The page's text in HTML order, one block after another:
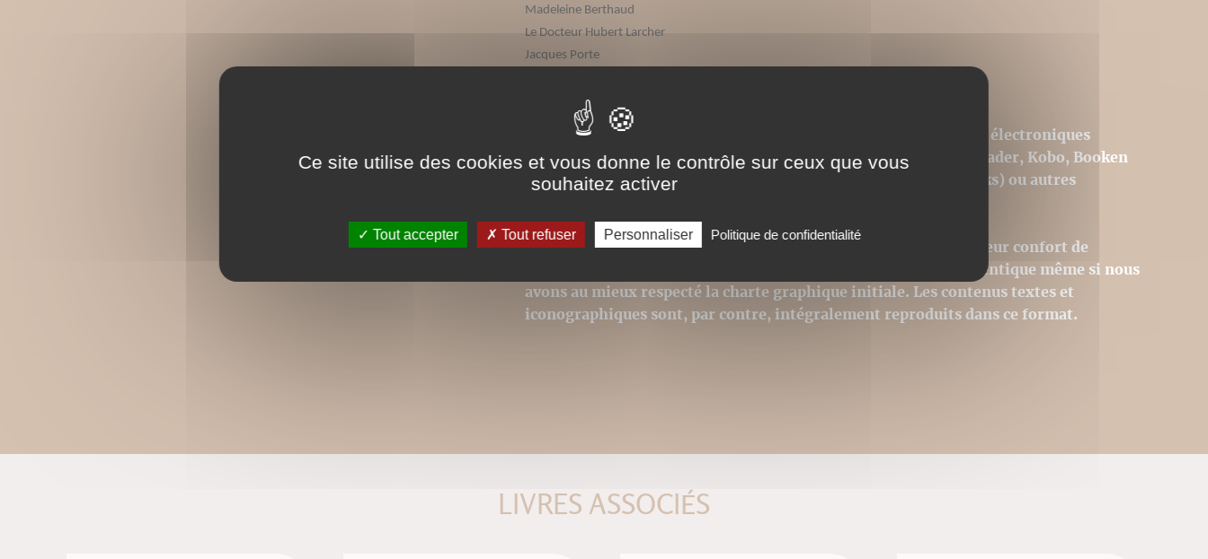
Madeleine Berthaud
Le Docteur Hubert Larcher
Jacques Porte
Nos ePubs sont des versions adaptées aux liseuses électroniques
prenant en charge le format ePub de type Sony Reader, Kobo, Booken
Cybook, Kindle, Ipad ou Iphone (avec l'appli iBooks) ou autres
Ces ePubs sont alors revus et optimisés pour permettre le meilleur confort de
lecture, toutefois la mise en page n'est donc pas strictement identique même si nous
avons au mieux respecté la charte graphique initiale. Les contenus textes et
iconographiques sont, par contre, intégralement reproduits dans ce format.
LIVRES ASSOCIÉS
Ce site utilise des cookies et vous donne le contrôle sur ceux que vous
souhaitez activer
Tout accepter Tout refuser Personnaliser Politique de confidentialité